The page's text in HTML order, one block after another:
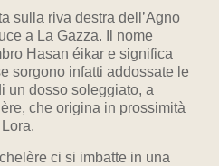
sulla riva destra dell’Agno
a La Gazza. Il nome
Hasan éikar e significa
sorgono infatti addossate le
un dosso soleggiato, a
che origina in prossimità
ci si imbatte in una